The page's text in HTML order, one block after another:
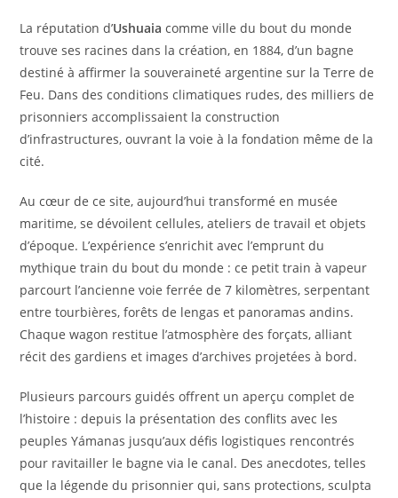
La réputation d’Ushuaia comme ville du bout du monde
trouve ses racines dans la création, en 1884, d’un bagne
destiné à affirmer la souveraineté argentine sur la Terre de
Feu. Dans des conditions climatiques rudes, des milliers de
prisonniers accomplissaient la construction
d’infrastructures, ouvrant la voie à la fondation même de la
cité.
Au cœur de ce site, aujourd’hui transformé en musée
maritime, se dévoilent cellules, ateliers de travail et objets
d’époque. L’expérience s’enrichit avec l’emprunt du
mythique train du bout du monde : ce petit train à vapeur
parcourt l’ancienne voie ferrée de 7 kilomètres, serpentant
entre tourbières, forêts de lengas et panoramas andins.
Chaque wagon restitue l’atmosphère des forçats, alliant
récit des gardiens et images d’archives projetées à bord.
Plusieurs parcours guidés offrent un aperçu complet de
l’histoire : depuis la présentation des conflits avec les
peuples Yámanas jusqu’aux défis logistiques rencontrés
pour ravitailler le bagne via le canal. Des anecdotes, telles
que la légende du prisonnier qui, sans protections, sculpta